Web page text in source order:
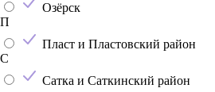
Озёрск
П
Пласт и Пластовский район
С
Сатка и Саткинский район